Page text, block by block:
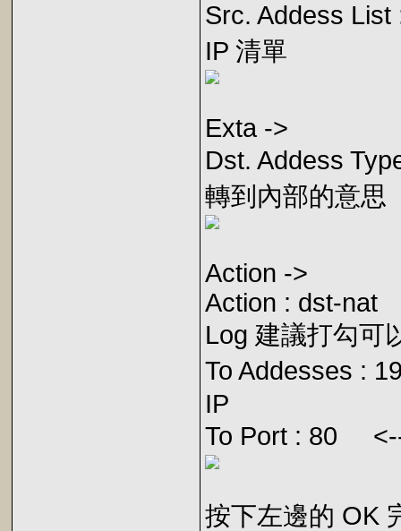
Src. Addess
IP 清單
Exta ->
Dst. Addess
轉到內部的意思
Action ->
Action : dst-nat
Log 建議打勾可
To Addesses :
IP
To Port : 80
按下左邊的 OK